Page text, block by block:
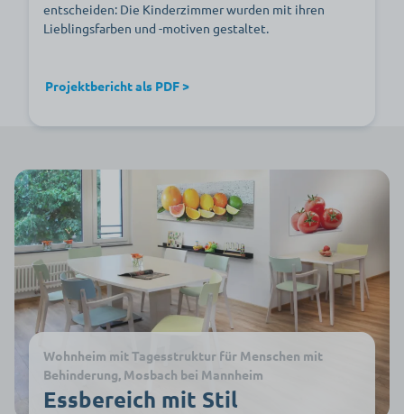
entscheiden: Die Kinderzimmer wurden mit ihren
Lieblingsfarben und -motiven gestaltet.
Projektbericht als PDF >
Wohnheim mit Tagesstruktur für Menschen mit
Behinderung, Mosbach bei Mannheim
Essbereich mit Stil